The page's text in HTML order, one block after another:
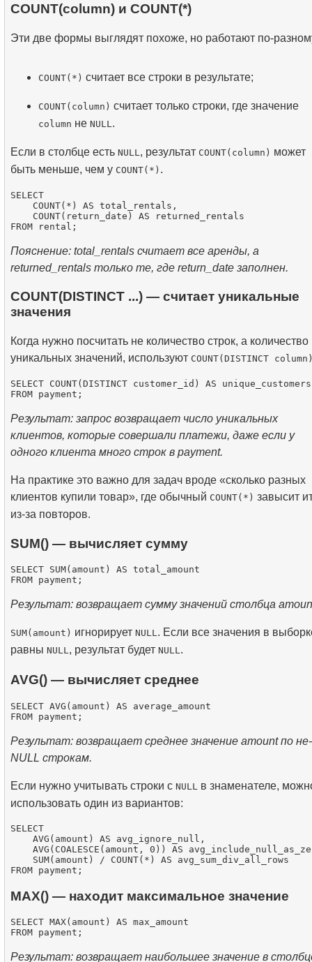
COUNT(column) и COUNT(*)
Эти две формы выглядят похоже, но работают по-
COUNT(*) считает все строки в результате;
COUNT(column) считает только строки, где значение
column не NULL .
Если в столбце есть NULL , результат COUNT(column) может
быть меньше, чем у COUNT(*) .
SELECT
    COUNT(*) AS total_rentals,
    COUNT(return_date) AS returned_rentals
Пояснение: total_rentals считает все аренды, а
returned_rentals только те, где return_date заполнен.
COUNT(DISTINCT ...) — считает уникальные
значения
Когда нужно посчитать не количество строк, а количество
уникальных значений, используют COUNT(DISTINCT
SELECT COUNT(DISTINCT customer_id) AS unique_customers
Результат: запрос возвращает число уникальных
клиентов, которые совершали платежи, даже если у
одного клиента много строк в payment.
На практике это важно для задач вроде «сколько разных
клиентов купили товар», где обычный COUNT(*) завысит
из-за повторов.
SUM() — вычисляет сумму
SELECT SUM(amount) AS total_amount
Результат: возвращает сумму значений столбца
SUM(amount) игнорирует NULL. Если все значения в
равны NULL, результат будет NULL.
AVG() — вычисляет среднее
SELECT AVG(amount) AS average_amount
Результат: возвращает среднее значение amount по не-
NULL строкам.
Если нужно учитывать строки с NULL
в знаменателе,
использовать один из вариантов:
SELECT
    AVG(amount) AS avg_ignore_null,
AVG(COALESCE(amount, 0)) AS
    SUM(amount) / COUNT(*) AS avg_sum_div_all_rows
MAX() — находит максимальное значение
SELECT MAX(amount) AS max_amount
Результат: возвращает наибольшее значение в